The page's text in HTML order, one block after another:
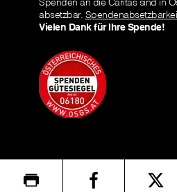
absetzbar.
Vielen Dank für Ihre Spende!